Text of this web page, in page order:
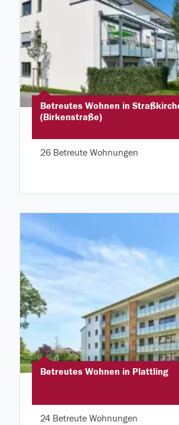
Betreutes Wohnen in
(Birkenstraße)
26 Betreute Wohnungen
Betreutes Wohnen in Plattling
24 Betreute Wohnungen